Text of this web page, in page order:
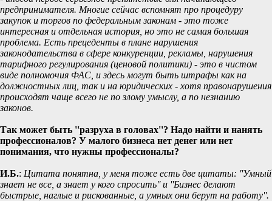
предпринимателя. Многие сейчас вспомнят про процедуру
закупок и торгов по федеральным законам - это тоже
интересная и отдельная история, но это не самая большая
проблема. Есть прецеденты в плане нарушения
законодательства в сфере конкуренции, рекламы, нарушения
тарифного регулирования (ценовой политики) - это в чистом
виде полномочия ФАС, и здесь могут быть штрафы как на
должностных лиц, так и на юридических - хотя правонарушения
происходят чаще всего не по злому умыслу, а по незнанию
законов.
Так может быть ''разруха в головах''? Надо найти и нанять
профессионалов? У малого бизнеса нет денег или нет
понимания, что нужны профессионалы?
И.Б.: Цитата понятна, у меня тоже есть две цитаты: ''Умный
знает не все, а знает у кого спросить'' и ''Бизнес делают
быстрые, наглые и рискованные, а умных они берут на работу''.